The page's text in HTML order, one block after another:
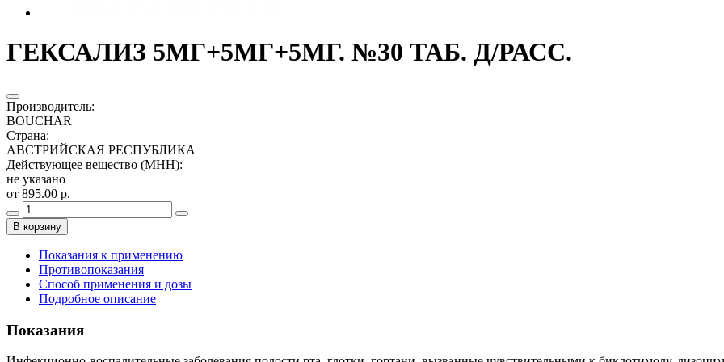
ГЕКСАЛИЗ 5МГ+5МГ+5МГ. №30 ТАБ. Д/РАСС.
Производитель:
BOUCHAR
Страна:
АВСТРИЙСКАЯ РЕСПУБЛИКА
Действующее вещество (МНН):
не указано
от 895.00 р.
В корзину
Показания к применению
Противопоказания
Способ применения и дозы
Подробное описание
Показания